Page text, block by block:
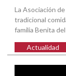
La Asociación
tradicional
familia Benita
Actualidad